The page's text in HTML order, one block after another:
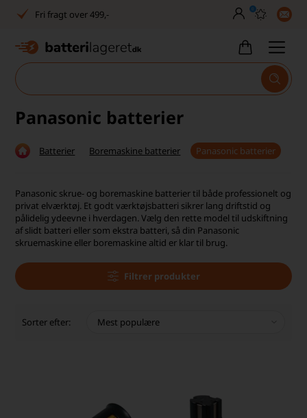
Fri fragt over 499,-
Dansk lager
1040+ glade kunder på Trustpilot
Dag-til-dag levering
Dansk lager
30 dages returret
Tlf. er lukket uge 27-32
0
Panasonic batterier
Batterier Boremaskine batterier Panasonic batterier
Panasonic skrue- og boremaskine batterier til både professionelt og
privat elværktøj. Et godt værktøjsbatteri sikrer lang driftstid og
pålidelig ydeevne i hverdagen. Vælg den rette model til udskiftning
af slidt batteri eller som ekstra batteri, så din Panasonic
skruemaskine eller boremaskine altid er klar til brug.
Filtrer produkter
Sorter efter: